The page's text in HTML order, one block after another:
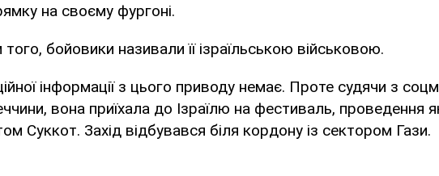
на своєму фургоні.
того, бойовики називали її ізраїльською військовою.
інформації з цього приводу немає. Проте судячи з
вона приїхала до Ізраїлю на фестиваль, проведення
Суккот. Захід відбувався біля кордону із сектором Гази.